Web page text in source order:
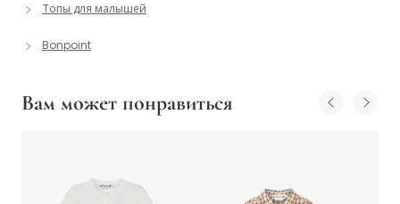
Топы для малышей
Bonpoint
Вам может понравиться